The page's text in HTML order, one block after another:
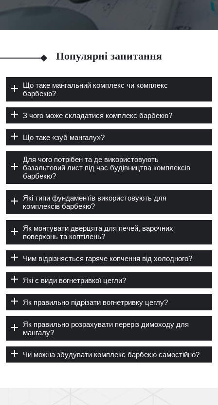
Популярні запитання
Що таке мангальний комплекс чи комплекс
барбекю?
З чого може складатися комплекс барбекю?
Що таке «зуб мангалу»?
Для чого потрібен та де використовують
базальтовий лист під час будівництва комплексів
барбекю?
Які типи фундаментів використовують для
комплексів барбекю?
Як монтувати дверцята для печей, варочних
поверхонь та коптілень?
Чим відрізняється гаряче копчення від холодного?
Які є види вогнетривкої цегли?
Як правильно підрізати вогнетривку цеглу?
Як правильно розрахувати переріз димоходу для
мангалу?
Чи можна збудувати комплекс барбекю самостійно?